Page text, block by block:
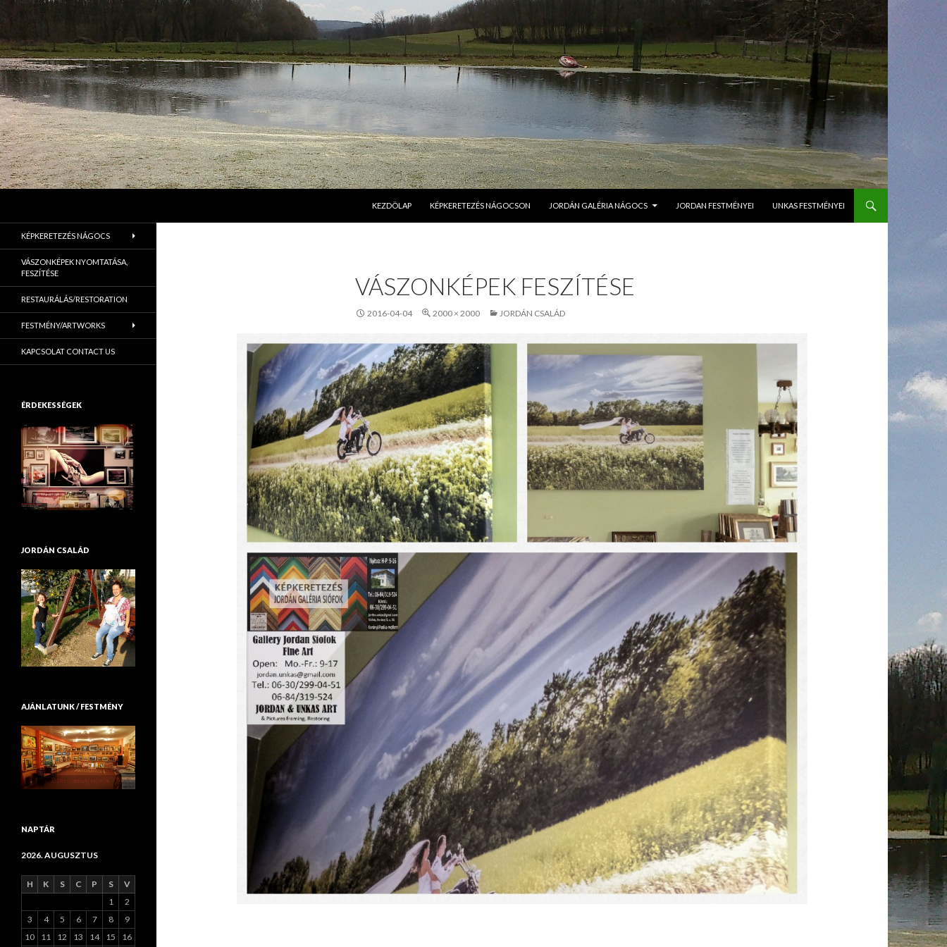
KEZDÖLAP
KÉPKERETEZÉS NÁGOCSON JORDÁN GALÉRIA NÁGOCS JORDAN FESTMÉNYEI UNKAS FESTMÉNYEI
VÁSZONKÉPEK FESZÍTÉSE
2016-04-04 2000 × 2000 JORDÁN CSALÁD
Jordán Galéria Siófok
KÉPKERETEZÉS NÁGOCS
VÁSZONKÉPEK NYOMTATÁSA,
FESZÍTÉSE
RESTAURÁLÁS/RESTORATION
FESTMÉNY/ARTWORKS
KAPCSOLAT CONTACT US
ÉRDEKESSÉGEK
JORDÁN CSALÁD
AJÁNLATUNK / FESTMÉNY
NAPTÁR
2026. AUGUSZTUS
H K S C P S
V
1
2
3
4 5 6 7 8
9
10
11 12 13 14 15
16